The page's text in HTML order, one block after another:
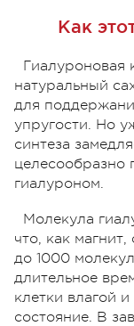
Как
Гиалуроновая
натуральный
для
упругости. Но
синтеза
целесообразно
гиалуроном.
Молекула
что, как
до 1000
длительное
клетки влагой
состояние. В